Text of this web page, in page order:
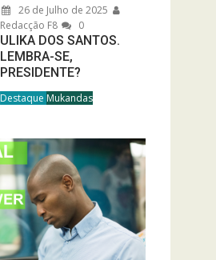
26 de Julho de 2025
Redacção F8
0
ULIKA DOS SANTOS.
LEMBRA-SE,
PRESIDENTE?
Destaque Mukandas